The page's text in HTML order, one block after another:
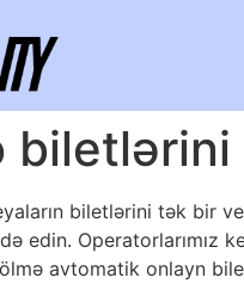
biletlərini
biletlərini tək bir
edin. Operatorlarımız
avtomatik onlayn